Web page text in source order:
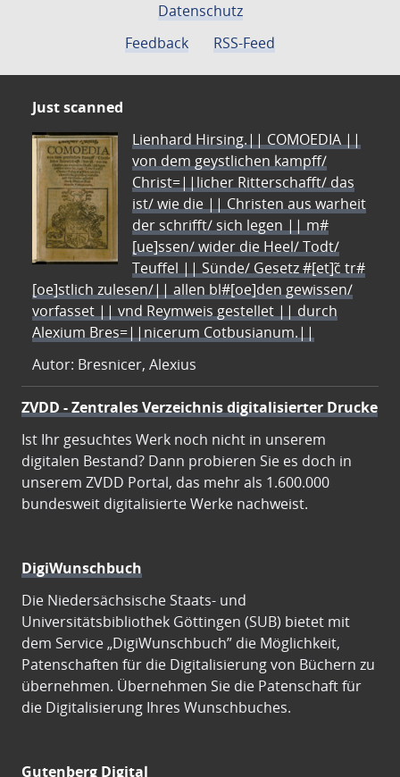
Datenschutz
Feedback
RSS-Feed
Just scanned
Lienhard Hirsing.|| COMOEDIA ||
von dem geystlichen kampff/
Christ=||licher Ritterschafft/ das
ist/ wie die || Christen aus warheit
der schrifft/ sich legen || m#
[ue]ssen/ wider die Heel/ Todt/
Teuffel || Sünde/ Gesetz #[et]c̃ tr#
[oe]stlich zulesen/|| allen bl#[oe]den gewissen/
vorfasset || vnd Reymweis gestellet || durch
Alexium Bres=||nicerum Cotbusianum.||
Autor: Bresnicer, Alexius
ZVDD - Zentrales Verzeichnis digitalisierter Drucke
Ist Ihr gesuchtes Werk noch nicht in unserem
digitalen Bestand? Dann probieren Sie es doch in
unserem ZVDD Portal, das mehr als 1.600.000
bundesweit digitalisierte Werke nachweist.
DigiWunschbuch
Die Niedersächsische Staats- und
Universitätsbibliothek Göttingen (SUB) bietet mit
dem Service „DigiWunschbuch” die Möglichkeit,
Patenschaften für die Digitalisierung von Büchern zu
übernehmen. Übernehmen Sie die Patenschaft für
die Digitalisierung Ihres Wunschbuches.
Gutenberg Digital